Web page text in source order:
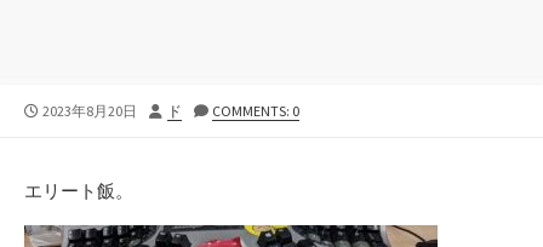
公
2023年8月20日
投
ド COMMENTS: 0
エリート飯。